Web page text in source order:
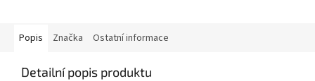
Popis Značka Ostatní informace
Detailní popis produktu